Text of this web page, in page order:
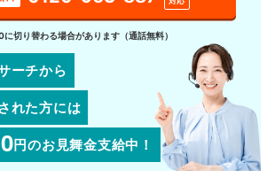
切り替わる場合があります（通話無料）
ーチから
れた方には
円のお見舞金支給中！